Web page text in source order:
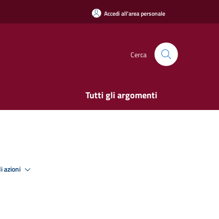
Accedi all'area personale
Cerca
Tutti gli argomenti
azioni